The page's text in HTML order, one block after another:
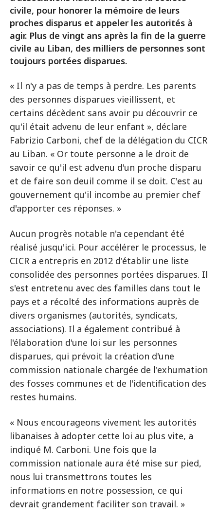
civile, pour honorer la mémoire de leurs
proches disparus et appeler les autorités à
agir. Plus de vingt ans après la fin de la guerre
civile au Liban, des milliers de personnes sont
toujours portées disparues.
« Il n'y a pas de temps à perdre. Les parents
des personnes disparues vieillissent, et
certains décèdent sans avoir pu découvrir ce
qu'il était advenu de leur enfant », déclare
Fabrizio Carboni, chef de la délégation du CICR
au Liban. « Or toute personne a le droit de
savoir ce qu'il est advenu d'un proche disparu
et de faire son deuil comme il se doit. C'est au
gouvernement qu'il incombe au premier chef
d'apporter ces réponses. »
Aucun progrès notable n'a cependant été
réalisé jusqu'ici. Pour accélérer le processus, le
CICR a entrepris en 2012 d'établir une liste
consolidée des personnes portées disparues. Il
s'est entretenu avec des familles dans tout le
pays et a récolté des informations auprès de
divers organismes (autorités, syndicats,
associations). Il a également contribué à
l'élaboration d'une loi sur les personnes
disparues, qui prévoit la création d'une
commission nationale chargée de l'exhumation
des fosses communes et de l'identification des
restes humains.
« Nous encourageons vivement les autorités
libanaises à adopter cette loi au plus vite, a
indiqué M. Carboni. Une fois que la
commission nationale aura été mise sur pied,
nous lui transmettrons toutes les
informations en notre possession, ce qui
devrait grandement faciliter son travail. »